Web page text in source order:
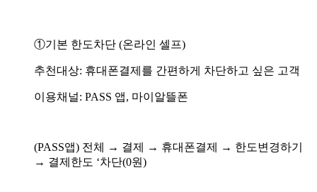
①기본 한도차단 (온라인 셀프)
추천대상: 휴대폰결제를 간편하게 차단하고 싶은 고객
이용채널: PASS 앱, 마이알뜰폰
(PASS앱) 전체 → 결제 → 휴대폰결제 → 한도변경하기
→ 결제한도 ‘차단(0원)